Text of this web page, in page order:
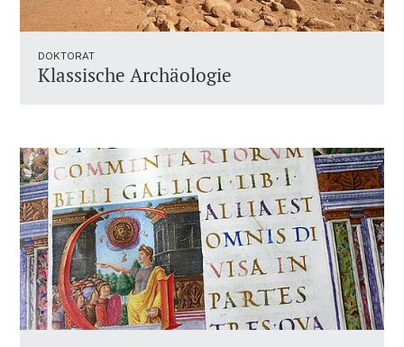
DOKTORAT
Klassische Archäologie